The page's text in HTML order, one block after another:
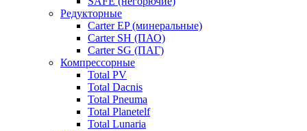
Редукторные
Carter EP (минеральные)
Carter SH (ПАО)
Carter SG (ПАГ)
Компрессорные
Total PV
Total Dacnis
Total Pneuma
Total Planetelf
Total Lunaria